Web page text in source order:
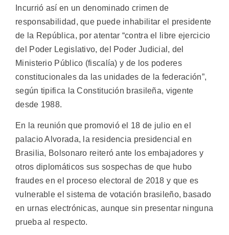
Incurrió así en un denominado crimen de
responsabilidad, que puede inhabilitar el presidente
de la República, por atentar “contra el libre ejercicio
del Poder Legislativo, del Poder Judicial, del
Ministerio Público (fiscalía) y de los poderes
constitucionales da las unidades de la federación”,
según tipifica la Constitución brasileña, vigente
desde 1988.
En la reunión que promovió el 18 de julio en el
palacio Alvorada, la residencia presidencial en
Brasilia, Bolsonaro reiteró ante los embajadores y
otros diplomáticos sus sospechas de que hubo
fraudes en el proceso electoral de 2018 y que es
vulnerable el sistema de votación brasileño, basado
en urnas electrónicas, aunque sin presentar ninguna
prueba al respecto.